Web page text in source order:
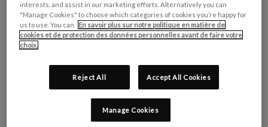
GROUPE DE COULEUR: Vert
COLLECTION DE COULEUR: Pastel
interests, and assist in our marketing efforts. Alternatively you can
"Manage Cookies" to choose which categories of cookies you’re happy for
us to use. You can
En savoir plus sur notre politique en matière de
cookies et de protection des données personnelles avant de faire votre
choix.
Reject All Accept All Cookies
Manage Cookies